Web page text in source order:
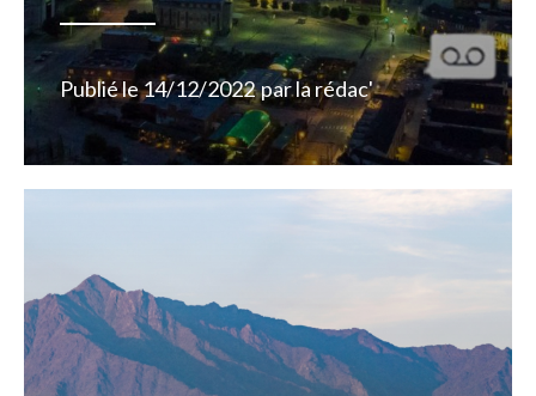
Publié le14/12/2022 parla rédac'